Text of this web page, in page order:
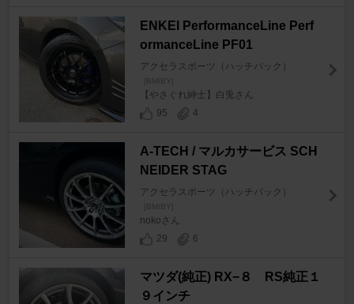
ENKEI PerformanceLine Perf
ormanceLine PF01
アクセラスポーツ（ハッチバック）
[BM/BY]
【やさぐれ紳士】白兎さん
95
4
A-TECH / マルカサービス SCH
NEIDER STAG
アクセラスポーツ（ハッチバック）
[BM/BY]
nokoさん
29
6
マツダ(純正) RX−８ RS純正１
９インチ